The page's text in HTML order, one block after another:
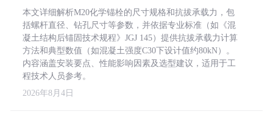
本文详细解析M20化学锚栓的尺寸规格和抗拔承载力，包
括螺杆直径、钻孔尺寸等参数，并依据专业标准（如《混
凝土结构后锚固技术规程》JGJ 145）提供抗拔承载力计算
方法和典型数值（如混凝土强度C30下设计值约80kN）。
内容涵盖安装要点、性能影响因素及选型建议，适用于工
程技术人员参考。
2026年8月4日